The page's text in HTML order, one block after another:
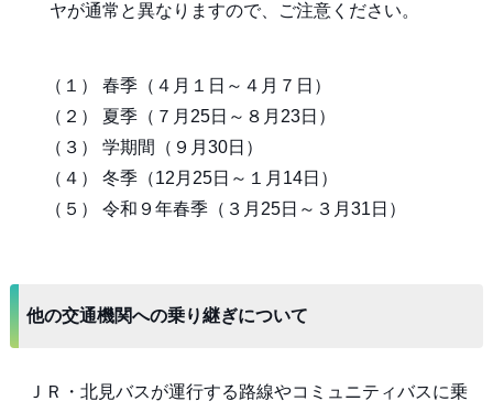
ヤが通常と異なりますので、ご注意ください。
（１） 春季（４月１日～４月７日）
（２） 夏季（７月25日～８月23日）
（３） 学期間（９月30日）
（４） 冬季（12月25日～１月14日）
（５） 令和９年春季（３月25日～３月31日）
他の交通機関への乗り継ぎについて
ＪＲ・北見バスが運行する路線やコミュニティバスに乗